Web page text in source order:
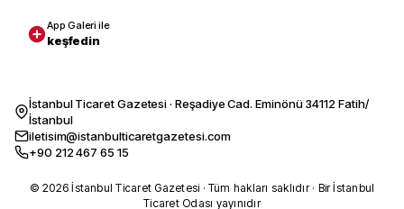
App Galeri ile
keşfedin
İstanbul Ticaret Gazetesi · Reşadiye Cad. Eminönü 34112 Fatih/
İstanbul
iletisim@istanbulticaretgazetesi.com
+90 212 467 65 15
© 2026 İstanbul Ticaret Gazetesi · Tüm hakları saklıdır · Bir İstanbul
Ticaret Odası yayınıdır